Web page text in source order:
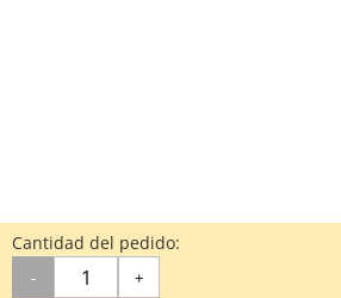
Cantidad del pedido:
- +